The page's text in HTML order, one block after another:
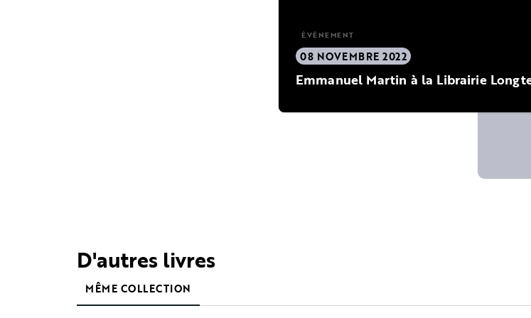
ÉVÈNEMENT
08 NOVEMBRE 2022
Emmanuel Martin à la Librairie
D'autres livres
MÊME COLLECTION